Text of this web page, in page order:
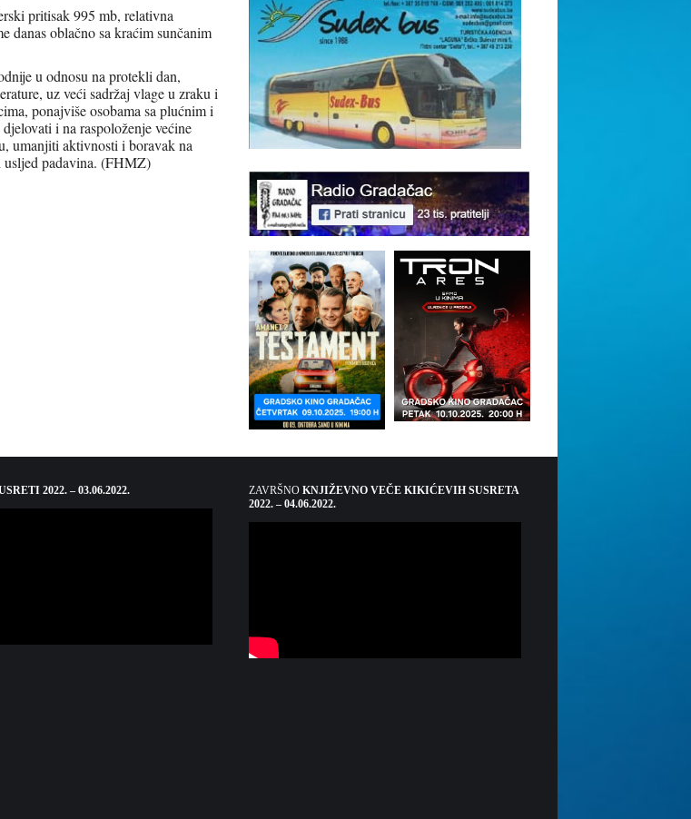
pritisak 995 mb, relativna
danas oblačno sa kraćim sunčanim
u odnosu na protekli dan,
uz veći sadržaj vlage u zraku i
ponajviše osobama sa plućnim i
i na raspoloženje većine
umanjiti aktivnosti i boravak na
usljed padavina. (FHMZ)
2022. – 03.06.2022. ZAVRŠNO KNJIŽEVNO VEČE KIKIĆEVIH SUSRETA
2022. – 04.06.2022.